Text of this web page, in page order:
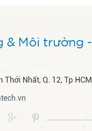
& Môi trường -
Thới Nhất, Q. 12, Tp HCM